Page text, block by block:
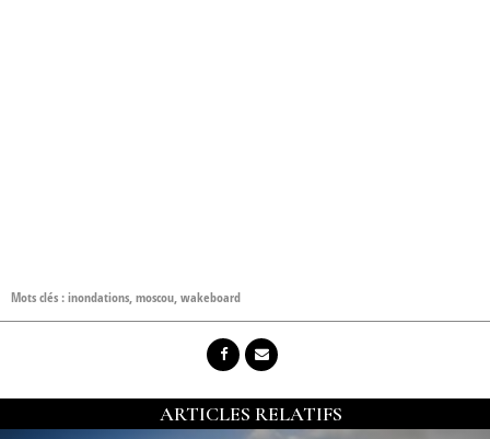
Mots clés :inondations,moscou,wakeboard
ARTICLES RELATIFS